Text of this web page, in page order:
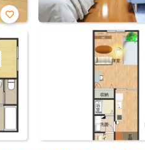
お気
に入
り登
録